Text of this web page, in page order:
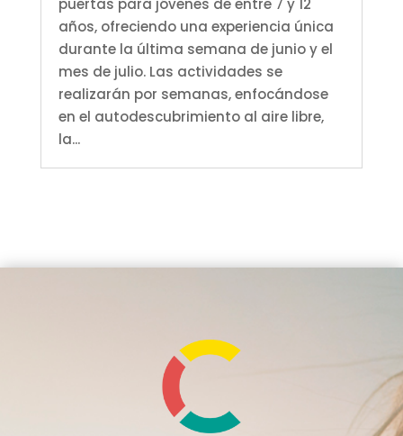
puertas para jóvenes de entre 7 y 12
años, ofreciendo una experiencia única
durante la última semana de junio y el
mes de julio. Las actividades se
realizarán por semanas, enfocándose
en el autodescubrimiento al aire libre,
la...